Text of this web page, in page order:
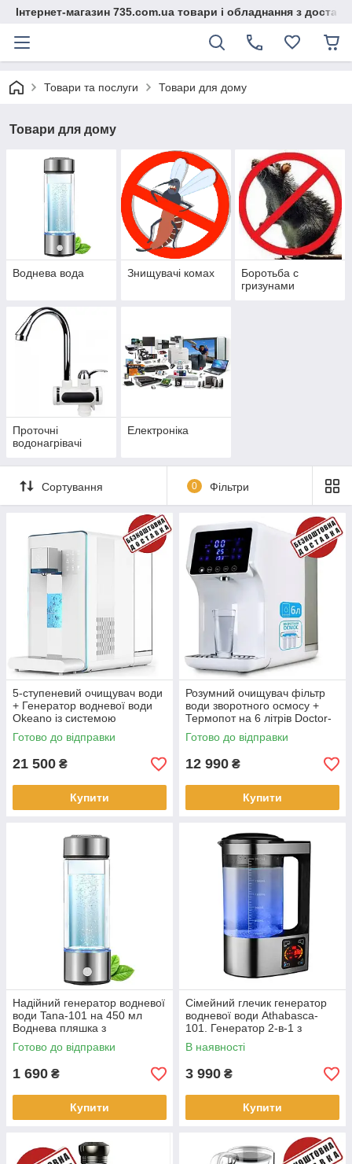
Інтернет-магазин 735.com.ua товари і обладнання з
Товари та послуги Товари для дому
Товари для дому
Воднева вода Знищувачі комах
Боротьба с
гризунами
Проточні
водонагрівачі
Електроніка
Сортування 0 Фільтри
5-ступеневий очищувач води
+ Генератор водневої води
Okeano із системою
зворотного осмосу, УФ
лампою, охолодженням та
Готово до відправки
21 500 ₴
Купити
Розумний очищувач фільтр
води зворотного осмосу +
Термопот на 6 літрів Doctor-
101 Osmo білий
Готово до відправки
12 990 ₴
Купити
Надійний генератор водневої
води Tana-101 на 450 мл
Воднева пляшка з
південнокорейською
мембраною, USB заряд
Готово до відправки
1 690 ₴
Купити
Сімейний глечик генератор
водневої води Athabasca-
101. Генератор 2-в-1 з
іонізатором кисню
В наявності
3 990 ₴
Купити